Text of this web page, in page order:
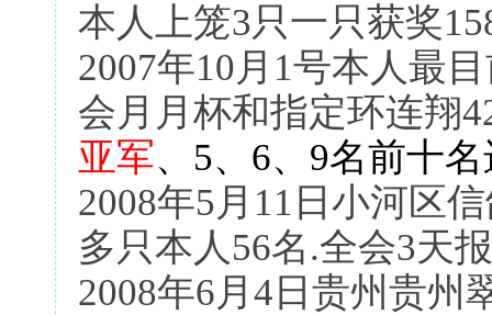
本人上笼3只一只获奖
2007年10月1号本人最
会月月杯和指定环连翔
亚军、5、6、9名前十
2008年5月11日小河区
多只本人56名.全会3天
2008年6月4日贵州贵州